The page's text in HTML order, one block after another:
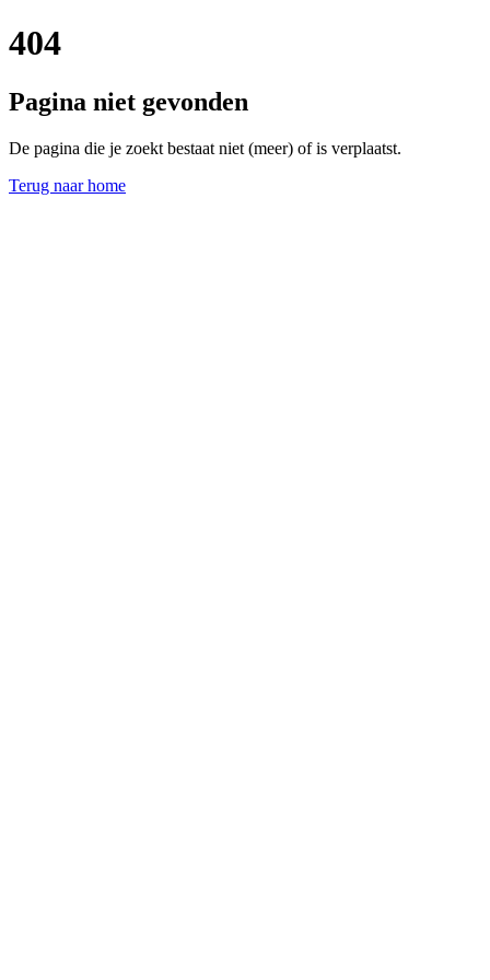
404
Pagina niet gevonden
De pagina die je zoekt bestaat niet (meer) of is verplaatst.
Terug naar home